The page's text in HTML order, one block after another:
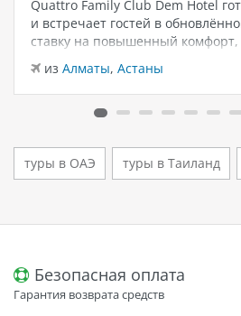
Quattro Family Club Dem Hotel
и встречает гостей в
ставку на повышенный
дизайн и атмосферу спокойного
моря. Отель остаётся
кто ищет семейный отель в…
из Алматы, Астаны
туры в ОАЭ туры в Таиланд
Безопасная оплата
Гарантия возврата средств